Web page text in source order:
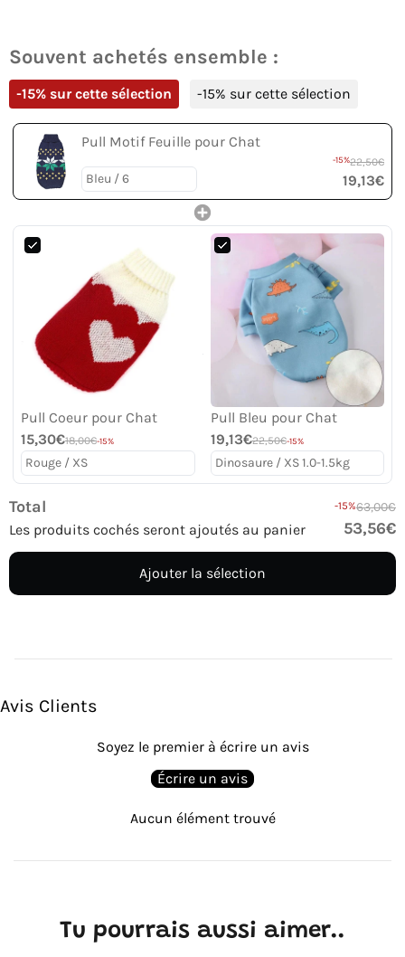
Souvent achetés ensemble :
-15% sur cette sélection -15% sur cette sélection
Pull Motif Feuille pour Chat
-15%22,50€
19,13€
Pull Coeur pour Chat
15,30€18,00€-15%
Pull Bleu pour Chat
19,13€22,50€-15%
Total
Les produits cochés seront ajoutés au panier
-15%63,00€
53,56€
Ajouter la sélection
Avis Clients
Soyez le premier à écrire un avis
Écrire un avis
Aucun élément trouvé
Tu pourrais aussi aimer..